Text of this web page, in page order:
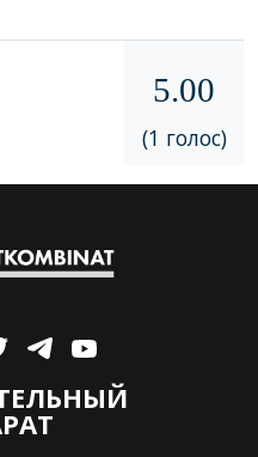
5.00
(1 голос)